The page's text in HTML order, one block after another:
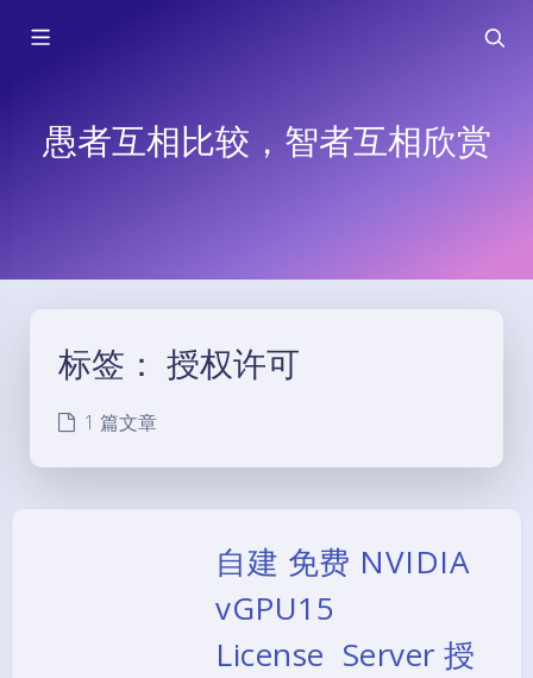
愚者互相比较，智者互相欣赏
标签： 授权许可
1 篇文章
自建 免费 NVIDIA
vGPU15
License Server 授